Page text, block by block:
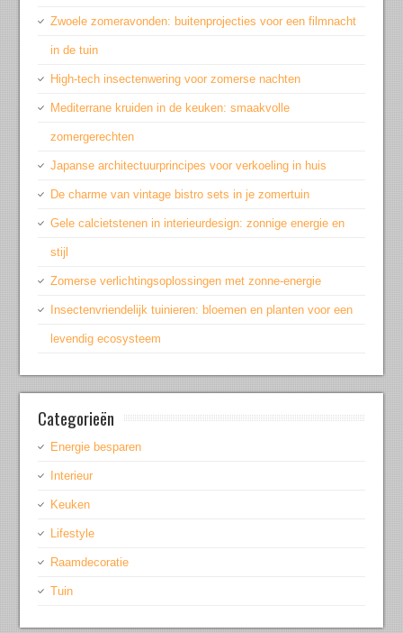
Zwoele zomeravonden: buitenprojecties voor een filmnacht
in de tuin
High-tech insectenwering voor zomerse nachten
Mediterrane kruiden in de keuken: smaakvolle
zomergerechten
Japanse architectuurprincipes voor verkoeling in huis
De charme van vintage bistro sets in je zomertuin
Gele calcietstenen in interieurdesign: zonnige energie en
stijl
Zomerse verlichtingsoplossingen met zonne-energie
Insectenvriendelijk tuinieren: bloemen en planten voor een
levendig ecosysteem
Categorieën
Energie besparen
Interieur
Keuken
Lifestyle
Raamdecoratie
Tuin